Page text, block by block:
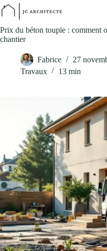
Passer
contenu
Prix du béton toupie : comment
chantier
Fabrice
27
Travaux
13 min